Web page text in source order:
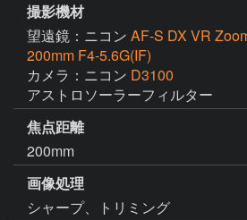
撮影機材
望遠鏡：ニコン AF-S DX VR
200mm F4-5.6G(IF)
カメラ：ニコン D3100
アストロソーラーフィルター
焦点距離
200mm
画像処理
シャープ、トリミング